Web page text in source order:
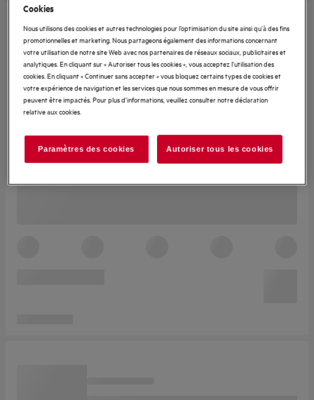
Cookies
Nous utilisons des cookies et autres technologies pour l’optimisation du site ainsi qu’à des fins
promotionnelles et marketing. Nous partageons également des informations concernant
votre utilisation de notre site Web avec nos partenaires de réseaux sociaux, publicitaires et
analytiques. En cliquant sur « Autoriser tous les cookies », vous acceptez l'utilisation des
cookies. En cliquant « Continuer sans accepter » vous bloquez certains types de cookies et
votre expérience de navigation et les services que nous sommes en mesure de vous offrir
peuvent être impactés. Pour plus d'informations, veuillez consulter notre déclaration
relative aux cookies.
Paramètres des cookies Autoriser tous les cookies